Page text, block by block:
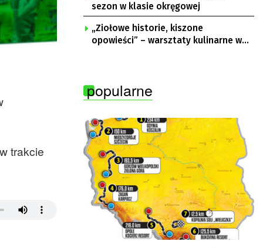
trakcie
sezon w klasie okręgowej
„Ziołowe historie, kiszone
opowieści” – warsztaty kulinarne w
popularne